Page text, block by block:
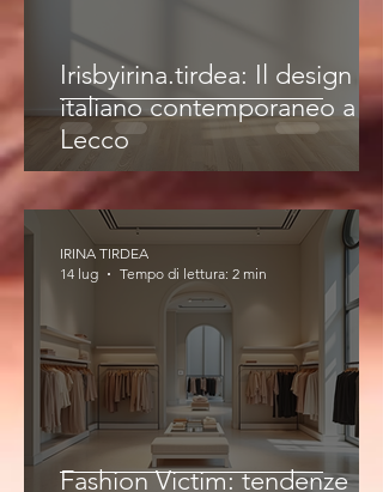
Irisbyirina.tirdea: Il design
italiano contemporaneo a
Lecco
Fashion Victim: tendenze
IRINA TIRDEA
14 lug
Tempo di lettura: 2 min